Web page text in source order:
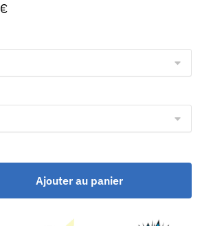
€
Ajouter au panier